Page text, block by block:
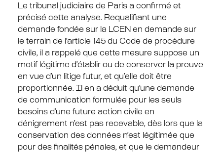
Le tribunal judiciaire de Paris a confirmé et
précisé cette analyse. Requalifiant une
demande fondée sur la LCEN en demande sur
le terrain de l’article 145 du Code de procédure
civile, il a rappelé que cette mesure suppose un
motif légitime d’établir ou de conserver la preuve
en vue d’un litige futur, et qu’elle doit être
proportionnée. Il en a déduit qu’une demande
de communication formulée pour les seuls
besoins d’une future action civile en
dénigrement n’est pas recevable, dès lors que la
conservation des données n’est légitimée que
pour des finalités pénales, et que le demandeur